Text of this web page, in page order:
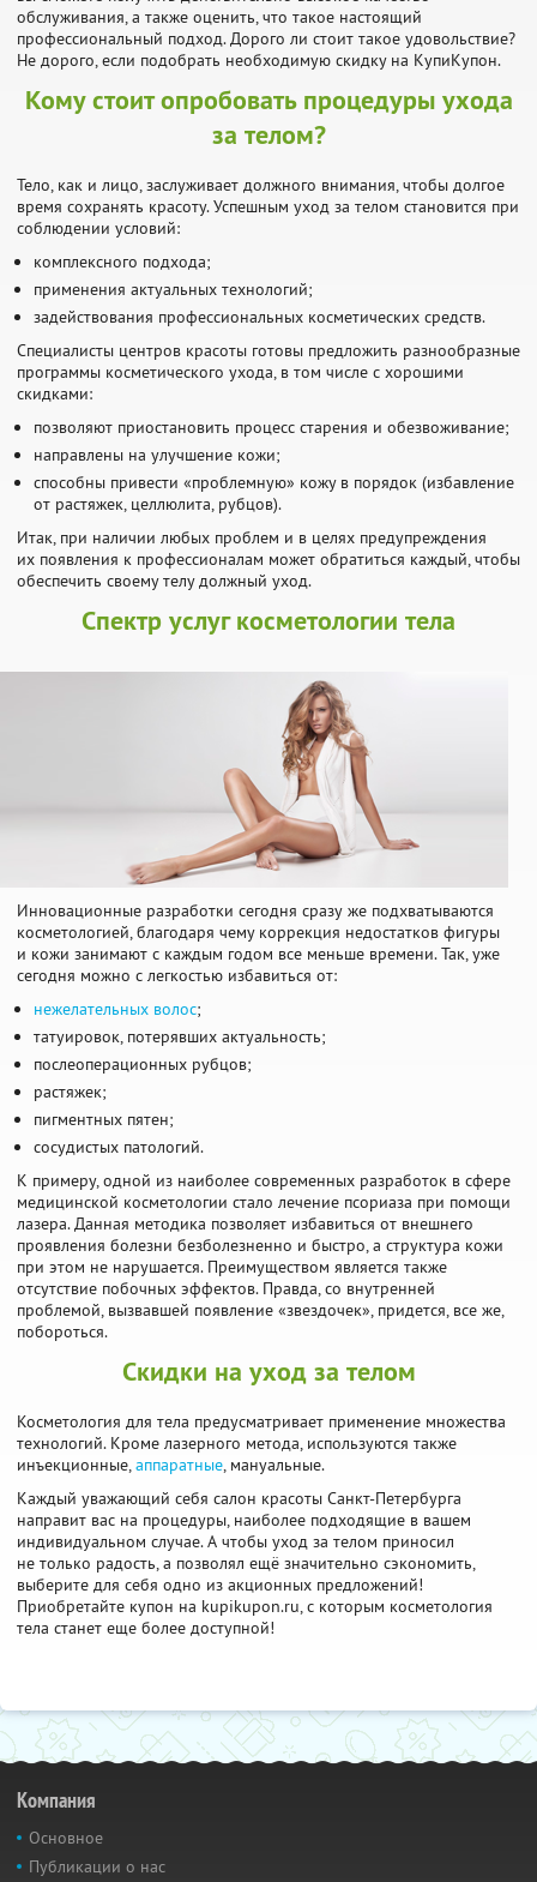
обслуживания, а также оценить, что такое настоящий
профессиональный подход. Дорого ли стоит такое удовольствие?
Не дорого, если подобрать необходимую скидку на КупиКупон.
Кому стоит опробовать процедуры ухода
за телом?
Тело, как и лицо, заслуживает должного внимания, чтобы долгое
время сохранять красоту. Успешным уход за телом становится при
соблюдении условий:
комплексного подхода;
применения актуальных технологий;
задействования профессиональных косметических средств.
Специалисты центров красоты готовы предложить разнообразные
программы косметического ухода, в том числе с хорошими
скидками:
позволяют приостановить процесс старения и обезвоживание;
направлены на улучшение кожи;
способны привести «проблемную» кожу в порядок (избавление
от растяжек, целлюлита, рубцов).
Итак, при наличии любых проблем и в целях предупреждения
их появления к профессионалам может обратиться каждый, чтобы
обеспечить своему телу должный уход.
Спектр услуг косметологии тела
Инновационные разработки сегодня сразу же подхватываются
косметологией, благодаря чему коррекция недостатков фигуры
и кожи занимают с каждым годом все меньше времени. Так, уже
сегодня можно с легкостью избавиться от:
нежелательных волос;
татуировок, потерявших актуальность;
послеоперационных рубцов;
растяжек;
пигментных пятен;
сосудистых патологий.
К примеру, одной из наиболее современных разработок в сфере
медицинской косметологии стало лечение псориаза при помощи
лазера. Данная методика позволяет избавиться от внешнего
проявления болезни безболезненно и быстро, а структура кожи
при этом не нарушается. Преимуществом является также
отсутствие побочных эффектов. Правда, со внутренней
проблемой, вызвавшей появление «звездочек», придется, все же,
побороться.
Скидки на уход за телом
Косметология для тела предусматривает применение множества
технологий. Кроме лазерного метода, используются также
инъекционные,аппаратные, мануальные.
Каждый уважающий себя салон красоты Санкт-Петербурга
направит вас на процедуры, наиболее подходящие в вашем
индивидуальном случае. А чтобы уход за телом приносил
не только радость, а позволял ещё значительно сэкономить,
выберите для себя одно из акционных предложений!
Приобретайте купон на kupikupon.ru, с которым косметология
тела станет еще более доступной!
Компания
Основное
Публикации о нас